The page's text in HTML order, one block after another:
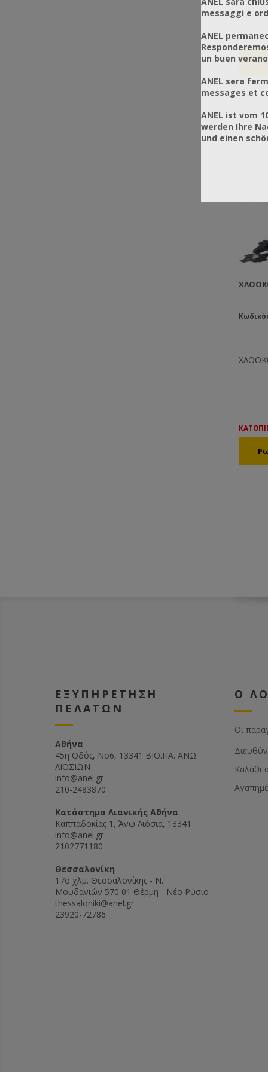
ΕΞΥΠΗΡΕΤΗΣΗ
ΠΕΛΑΤΩΝ
Αθήνα
45η Οδός, Νο6, 13341 ΒΙΟ.ΠΑ. ΑΝΩ
ΛΙΟΣΙΩΝ
info@anel.gr
210-2483870
Kατάστημα Λιανικής Αθήνα
Καππαδοκίας 1, Άνω Λιόσια, 13341
info@anel.gr
2102771180
Θεσσαλονίκη
17ο χλμ. Θεσσαλονίκης - Ν.
Μουδανιών 570 01 Θέρμη - Νέο Ρύσιο
thessaloniki@anel.gr
23920-72786
Ο
Οι
Καλάθι
messaggi e
ANEL
un buen
ANEL sera
messages et
ANEL ist vom
werden Ihre
und einen